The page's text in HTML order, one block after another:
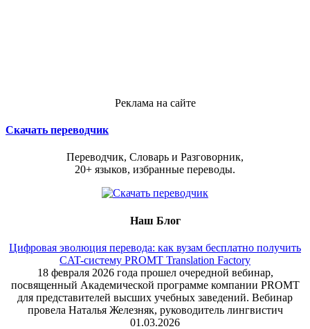
Реклама на сайте
Скачать переводчик
Переводчик, Словарь и Разговорник,
20+ языков, избранные переводы.
Наш Блог
Цифровая эволюция перевода: как вузам бесплатно получить
CAT-систему PROMT Translation Factory
18 февраля 2026 года прошел очередной вебинар,
посвященный Академической программе компании PROMT
для представителей высших учебных заведений. Вебинар
провела Наталья Железняк, руководитель лингвистич
01.03.2026